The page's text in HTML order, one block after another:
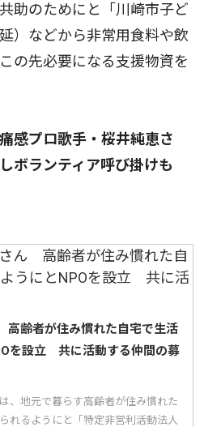
助のためにと「川崎市子ど
）などから非常用食料や飲
の先必要になる支援物資を
感プロ歌手・桜井純恵さ
ボランティア呼び掛けも
齢者が住み慣れた自宅で生活
を設立 共に活動する仲間の募
、地元で暮らす高齢者が住み慣れた
れるようにと「特定非営利活動法人